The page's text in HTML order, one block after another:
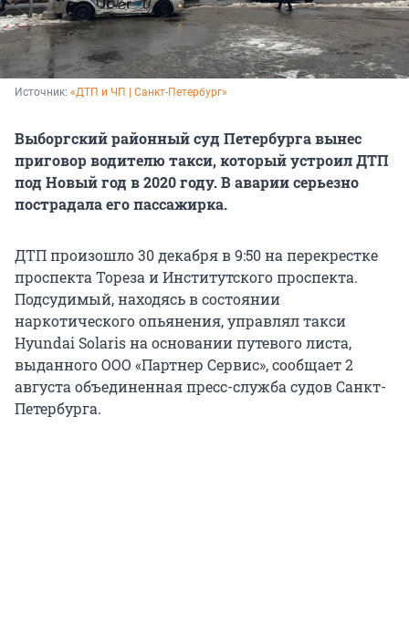
Источник: «ДТП и ЧП | Санкт-Петербург»
Выборгский районный суд Петербурга вынес
приговор водителю такси, который устроил ДТП
под Новый год в 2020 году. В аварии серьезно
пострадала его пассажирка.
ДТП произошло 30 декабря в 9:50 на перекрестке
проспекта Тореза и Институтского проспекта.
Подсудимый, находясь в состоянии
наркотического опьянения, управлял такси
Hyundai Solaris на основании путевого листа,
выданного ООО «Партнер Сервис», сообщает 2
августа объединенная пресс-служба судов Санкт-
Петербурга.